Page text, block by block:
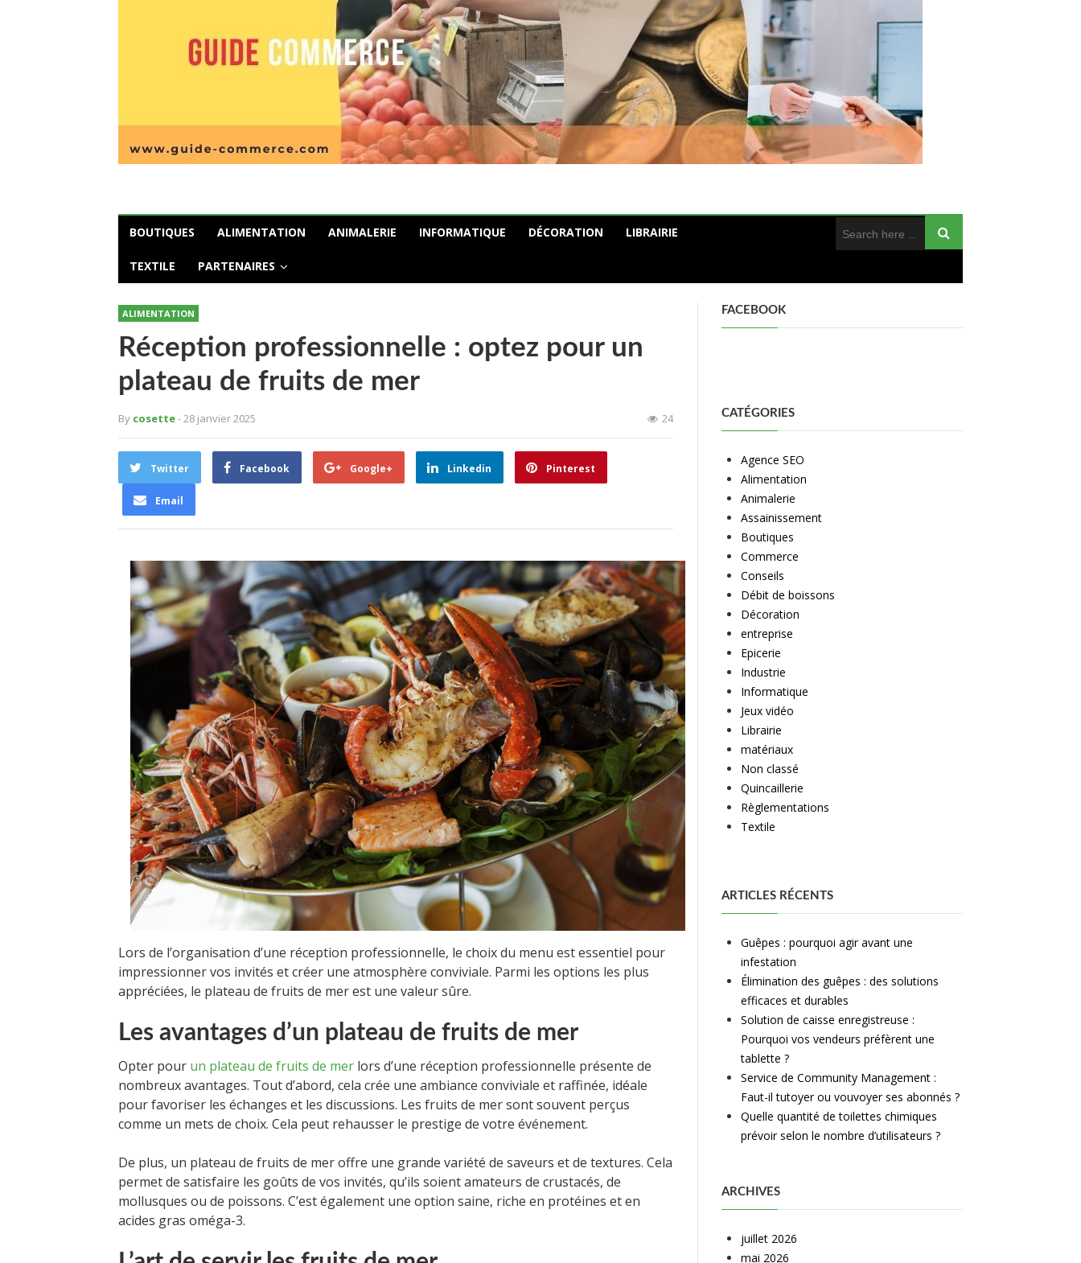
BOUTIQUES ALIMENTATION ANIMALERIE INFORMATIQUE DÉCORATION LIBRAIRIE
TEXTILE PARTENAIRES
ALIMENTATION
Réception professionnelle : optez pour un
plateau de fruits de mer
By cosette- 28 janvier 2025 24
Twitter Facebook Google+ Linkedin Pinterest
Email
Lors de l’organisation d’une réception professionnelle, le choix du menu est essentiel pour
impressionner vos invités et créer une atmosphère conviviale. Parmi les options les plus
appréciées, le plateau de fruits de mer est une valeur sûre.
Les avantages d’un plateau de fruits de mer
Opter pour un plateau de fruits de mer lors d’une réception professionnelle présente de
nombreux avantages. Tout d’abord, cela crée une ambiance conviviale et raffinée, idéale
pour favoriser les échanges et les discussions. Les fruits de mer sont souvent perçus
comme un mets de choix. Cela peut rehausser le prestige de votre événement.
De plus, un plateau de fruits de mer offre une grande variété de saveurs et de textures. Cela
permet de satisfaire les goûts de vos invités, qu’ils soient amateurs de crustacés, de
mollusques ou de poissons. C’est également une option saine, riche en protéines et en
acides gras oméga-3.
FACEBOOK
CATÉGORIES
Agence SEO
Alimentation
Animalerie
Assainissement
Boutiques
Commerce
Conseils
Débit de boissons
Décoration
entreprise
Epicerie
Industrie
Informatique
Jeux vidéo
Librairie
matériaux
Non classé
Quincaillerie
Règlementations
Textile
ARTICLES RÉCENTS
Guêpes : pourquoi agir avant une
infestation
Élimination des guêpes : des solutions
efficaces et durables
Solution de caisse enregistreuse :
Pourquoi vos vendeurs préfèrent une
tablette ?
Service de Community Management :
Faut-il tutoyer ou vouvoyer ses abonnés ?
Quelle quantité de toilettes chimiques
prévoir selon le nombre d’utilisateurs ?
ARCHIVES
juillet 2026
mai 2026